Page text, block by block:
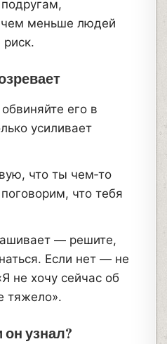
меньше людей
его в
усиливает
что ты чем‑то
что тебя
— решите,
Если нет — не
не хочу сейчас об
тяжело».
он узнал?